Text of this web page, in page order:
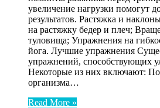
увеличение нагрузки помогут
результатов. Растяжка и
на растяжку бедер и плеч;
туловища; Упражнения на
йога. Лучшие упражнения
упражнений, способствующих
Некоторые из них включают:
организма…
Read More »